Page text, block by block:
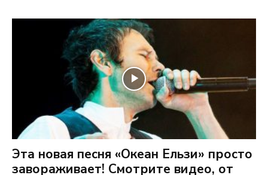
Эта новая песня «Океан Ельзи» просто
завораживает! Смотрите видео, от